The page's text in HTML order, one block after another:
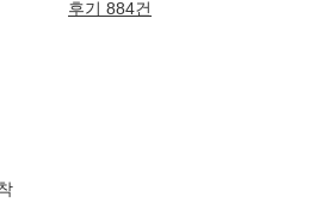
후기 884건